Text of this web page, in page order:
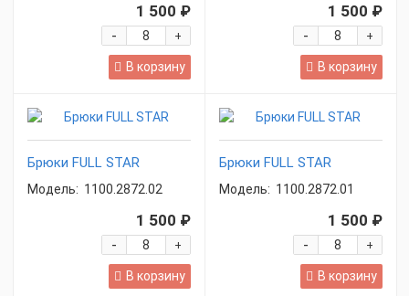
1 500 ₽
+
-
В корзину
1 500 ₽
+
-
В корзину
Брюки FULL STAR
Модель: 1100.2872.02
1 500 ₽
+
-
В корзину
Брюки FULL STAR
Модель: 1100.2872.01
1 500 ₽
+
-
В корзину